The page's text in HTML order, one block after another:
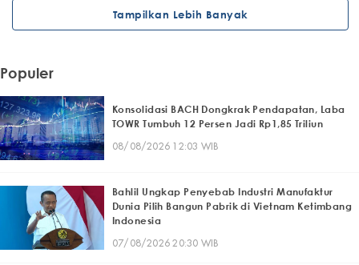
Tampilkan Lebih Banyak
Populer
Konsolidasi BACH Dongkrak Pendapatan, Laba
TOWR Tumbuh 12 Persen Jadi Rp1,85 Triliun
08/08/2026 12:03 WIB
Bahlil Ungkap Penyebab Industri Manufaktur
Dunia Pilih Bangun Pabrik di Vietnam Ketimbang
Indonesia
07/08/2026 20:30 WIB